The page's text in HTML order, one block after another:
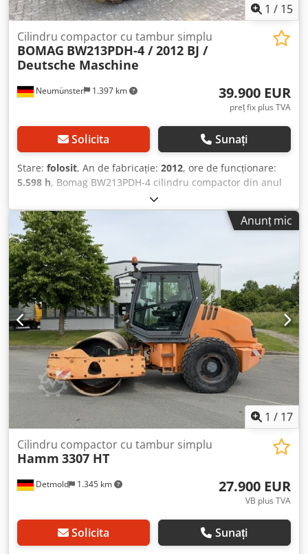
1 / 15
Neumünster 1.397 km
Cilindru compactor cu tambur simplu
BOMAG BW213PDH-4 / 2012 BJ /
Deutsche Maschine
39.900 EUR
preț fix plus TVA
Solicita Sunați
Stare: folosit, An de fabricație: 2012, ore de funcționare:
5.598 h, Bomag BW213PDH-4 cilindru compactor din anul
2012 cu doar 5.598 ore de funcționare! ----* Producător:
Bomag * Tip: BW213PDH-4 Dodpoyt Uirsfx Akbock * An
fabricație: 2012 * Ore de funcționare afișate: aprox. 5.598 *
Greutate operațională: 13.100 KG * A/C - aer condiționat *
Mașină germană * 119 KW * Motor Deutz Diesel *
Fotografii suplimentare și videoclip disponibile la cerere *
Preț: 39.900 Euro, net + 19% TVA ----Pentru mai multe
întrebări vă rugăm să sunați: For more question please
call: Erik Kortum: WhatsApp Kai Kortum: WhatsApp Toate
informațiile sunt oferite fără garanție, cu rezervare de erori
și vânzare intermediară.
Anunț mic
1 / 17
Detmold 1.345 km
Cilindru compactor cu tambur simplu
Hamm 3307 HT
27.900 EUR
VB plus TVA
Solicita Sunați